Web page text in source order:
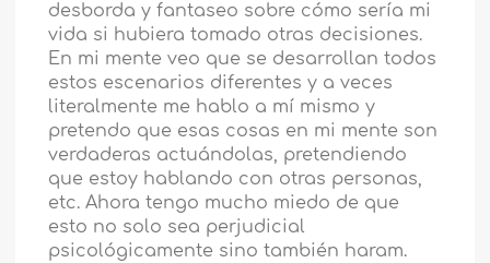
desborda y fantaseo sobre cómo sería mi
vida si hubiera tomado otras decisiones.
En mi mente veo que se desarrollan todos
estos escenarios diferentes y a veces
literalmente me hablo a mí mismo y
pretendo que esas cosas en mi mente son
verdaderas actuándolas, pretendiendo
que estoy hablando con otras personas,
etc. Ahora tengo mucho miedo de que
esto no solo sea perjudicial
psicológicamente sino también haram.